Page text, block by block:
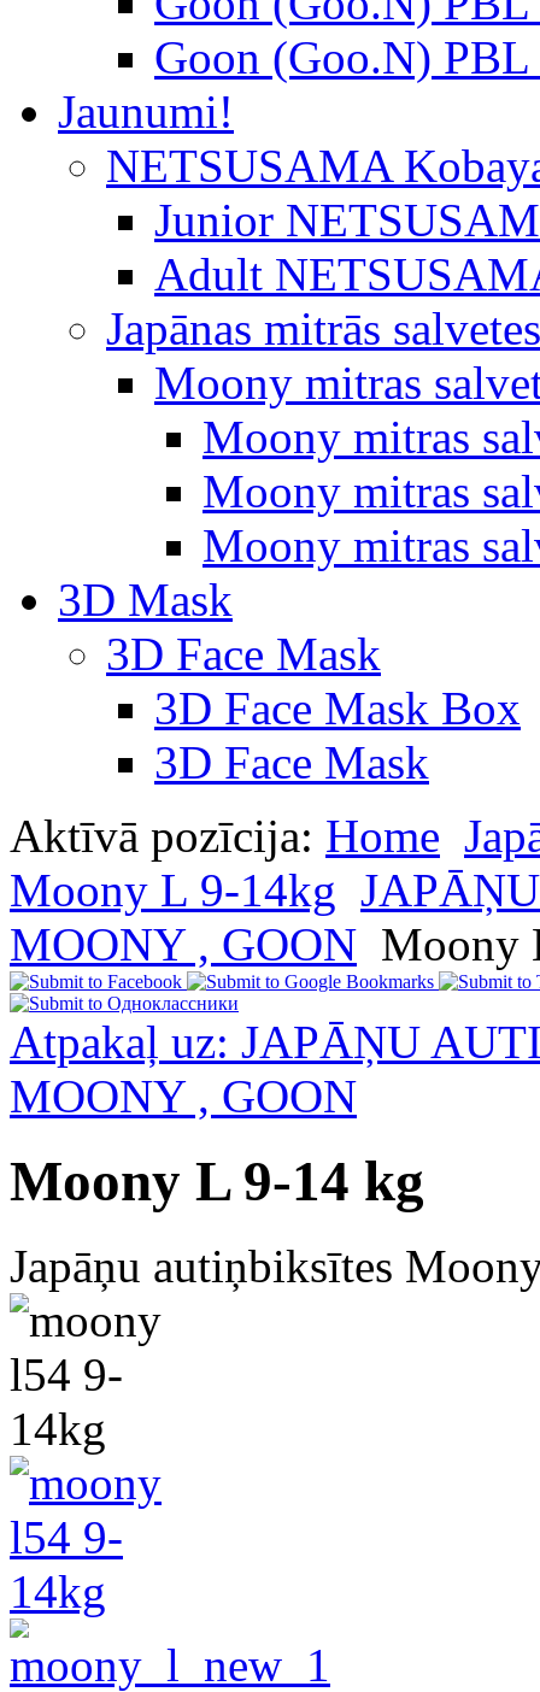
Goon (Goo.N)
Jaunumi!
NETSUSAMA
Junior
Adult
Japānas mitrās salvetes
Moony mitras
Moony mitras
Moony mitras
Moony mitras
3D Mask
3D Face Mask
3D Face Mask Box
3D Face Mask
Aktīvā pozīcija: Home
Moony L 9-14kg
MOONY , GOON Moony
Atpakaļ uz: JAPĀŅU
MOONY , GOON
Moony L 9-14 kg
Japāņu autiņbiksītes